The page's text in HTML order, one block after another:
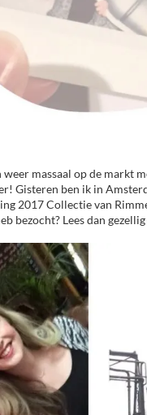
massaal op de markt
Gisteren ben ik in
2017 Collectie van
bezocht? Lees dan